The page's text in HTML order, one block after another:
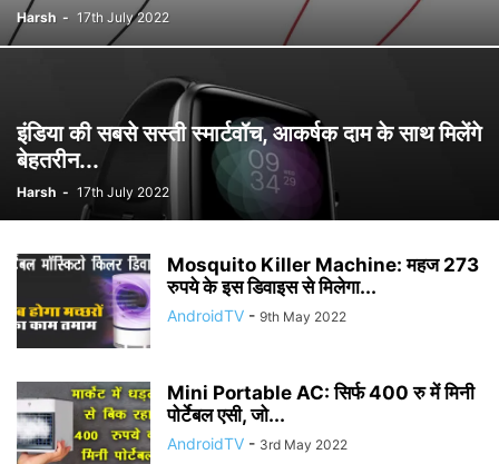
Harsh - 17th July 2022
इंडिया की सबसे सस्ती स्मार्टवॉच, आकर्षक दाम के साथ मिलेंगे
बेहतरीन...
Harsh - 17th July 2022
Mosquito Killer Machine: महज 273
रुपये के इस डिवाइस से मिलेगा...
AndroidTV - 9th May 2022
Mini Portable AC: सिर्फ 400 रु में मिनी
पोर्टेबल एसी, जो...
AndroidTV - 3rd May 2022